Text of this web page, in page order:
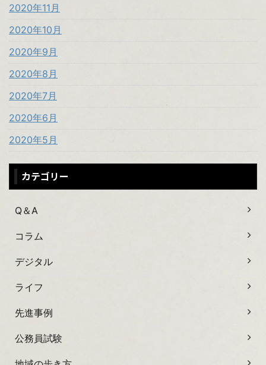
2020年11月
2020年10月
2020年9月
2020年8月
2020年7月
2020年6月
2020年5月
カテゴリー
Q＆A
コラム
デジタル
ライフ
先進事例
公務員試験